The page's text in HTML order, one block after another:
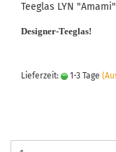
Teeglas LYN "Amami"
Designer-Teeglas!
Lieferzeit: 1-3 Tage